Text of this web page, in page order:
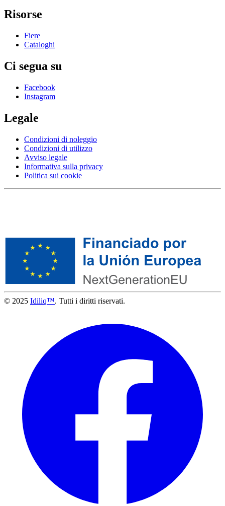
Risorse
Fiere
Cataloghi
Ci segua su
Facebook
Instagram
Legale
Condizioni di noleggio
Condizioni di utilizzo
Avviso legale
Informativa sulla privacy
Politica sui cookie
© 2025 Idiliq™. Tutti i diritti riservati.